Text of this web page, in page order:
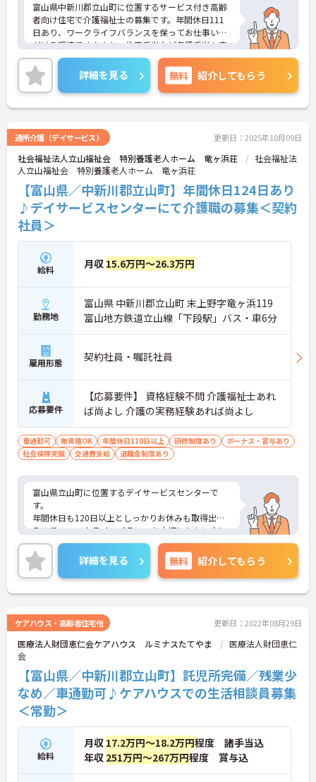
富山県中新川郡立山町に位置するサービス付き高齢
者向け住宅で介護福祉士の募集です。年間休日111
日あり、ワークライフバランスを保ってお仕事いた
だける環境です♪また、住宅手当など各種手当も充
実しており、収入面も安心です！ご興味のある方は
ご面接のポイントお伝えしますのでご気軽にお問い
合わせください。
詳細を見る 無料 紹介してもらう
通所介護（デイサービス） 更新日：2025年10月09日
社会福祉法人立山福祉会 特別養護老人ホーム 竜ヶ浜荘
社会福祉法
人立山福祉会 特別養護老人ホーム 竜ヶ浜荘
【富山県／中新川郡立山町】年間休日124日あり
♪デイサービスセンターにて介護職の募集＜契約
社員＞
給料 月収 15.6万円～26.3万円
勤務地
富山県 中新川郡立山町 末上野字竜ヶ浜119
富山地方鉄道立山線「下段駅」バス・車6分
雇用形態 契約社員・嘱託社員
応募要件
【応募要件】 資格経験不問 介護福祉士あれ
ば尚よし 介護の実務経験あれば尚よし
車通勤可 無資格OK 年間休日110日以上 研修制度あり
ボーナス・賞与あり
社会保険完備
交通費支給 退職金制度あり
富山県立山町に位置するデイサービスセンターで
す。
年間休日も120日以上としっかりお休みも取得出来
るので、ワークライフバランスを大切にしたい方に
オススメです。
マイカー通勤可能なので行き帰りがスムーズです。
ご興味をお持ちの方はお気軽にお問い合わせくださ
い。
詳細を見る 無料 紹介してもらう
ケアハウス・高齢者住宅他 更新日：2022年08月29日
医療法人財団恵仁会ケアハウス ルミナスたてやま
医療法人財団恵仁
会
【富山県／中新川郡立山町】託児所完備／残業少
なめ／車通勤可♪ケアハウスでの生活相談員募集
＜常勤＞
給料
月収 17.2万円～18.2万円程度 諸手当込
年収 251万円～267万円程度 賞与込